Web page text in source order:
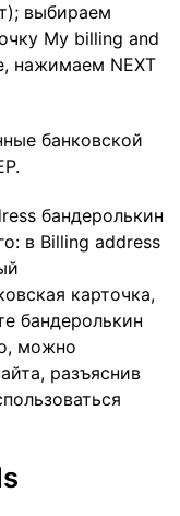
выбираем
My billing and
нажимаем NEXT
банковской
бандеролькин
в Billing address
карточка,
бандеролькин
можно
разъяснив